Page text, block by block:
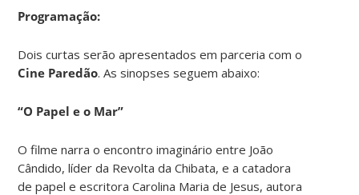
Programação:
Dois curtas serão apresentados em parceria com o
Cine Paredão. As sinopses seguem abaixo:
“O Papel e o Mar”
O filme narra o encontro imaginário entre João
Cândido, líder da Revolta da Chibata, e a catadora
de papel e escritora Carolina Maria de Jesus, autora